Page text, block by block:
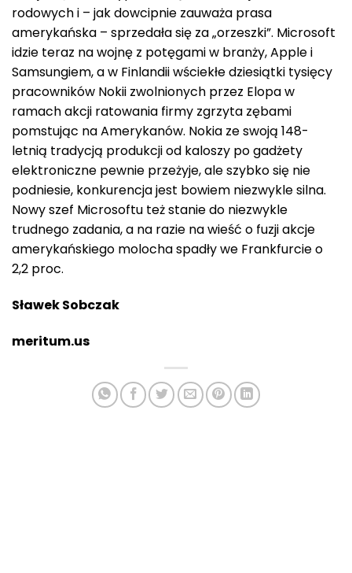
rodowych i – jak dowcipnie zauważa prasa
amerykańska – sprzedała się za „orzeszki”. Microsoft
idzie teraz na wojnę z potęgami w branży, Apple i
Samsungiem, a w Finlandii wściekłe dziesiątki tysięcy
pracowników Nokii zwolnionych przez Elopa w
ramach akcji ratowania firmy zgrzyta zębami
pomstując na Amerykanów. Nokia ze swoją 148-
letnią tradycją produkcji od kaloszy po gadżety
elektroniczne pewnie przeżyje, ale szybko się nie
podniesie, konkurencja jest bowiem niezwykle silna.
Nowy szef Microsoftu też stanie do niezwykle
trudnego zadania, a na razie na wieść o fuzji akcje
amerykańskiego molocha spadły we Frankfurcie o
2,2 proc.
Sławek Sobczak
meritum.us